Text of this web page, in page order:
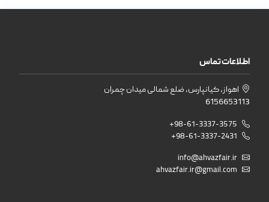
اطلاعات تماس
اهواز، کیانپارس، ضلع شمالی میدان چمران
6156653113
+98-61-3337-3575
+98-61-3337-2431
info@ahvazfair.ir
ahvazfair.ir@gmail.com